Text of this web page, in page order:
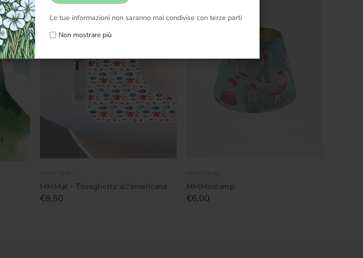
Le tue informazioni non saranno mai condivise con terze parti
Non mostrare più
MMMat - Tovaglietta all'americana
€8,50
MMMinilamp
€6,00